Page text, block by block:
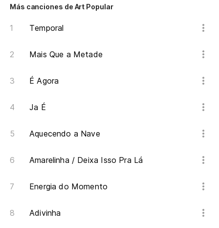
Más canciones de Art Popular
Temporal
Mais Que a Metade
É Agora
Ja É
Aquecendo a Nave
Amarelinha / Deixa Isso Pra Lá
Energia do Momento
Adivinha